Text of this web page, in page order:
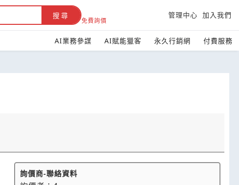
搜尋
免費詢價
管理中心 加入我們
AI業務參謀 AI賦能獵客 永久行銷網 付費服務
詢價商-聯絡資料